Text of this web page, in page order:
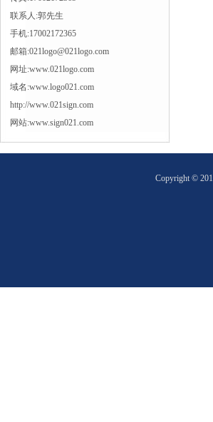
联系人:郭先生
手机:17002172365
邮箱:021logo@021logo.com
网址:www.021logo.com
域名:www.logo021.com
http://www.021sign.com
网站:www.sign021.com
Copyright ©